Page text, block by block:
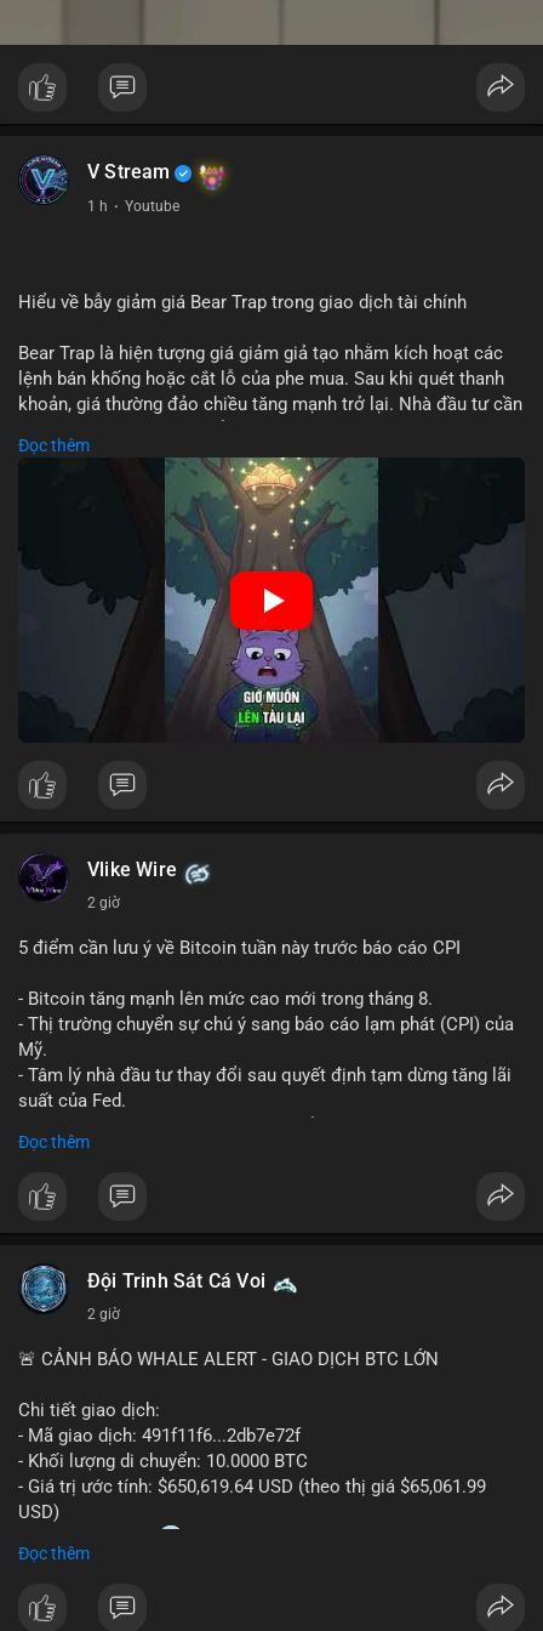
V Stream
1 h · Youtube
Hiểu về bẫy giảm giá Bear Trap trong giao dịch tài chính
Bear Trap là hiện tượng giá giảm giả tạo nhằm kích hoạt các
lệnh bán khống hoặc cắt lỗ của phe mua. Sau khi quét thanh
khoản, giá thường đảo chiều tăng mạnh trở lại. Nhà đầu tư cần
hóa điểm vào lệnh.
🎥 Xem video trực tiếp tại:
Nguồn: Cú Thông Thái
Đọc thêm
Vlike Wire
2 giờ
5 điểm cần lưu ý về Bitcoin tuần này trước báo cáo CPI
- Bitcoin tăng mạnh lên mức cao mới trong tháng 8.
- Thị trường chuyển sự chú ý sang báo cáo lạm phát (CPI) của
Mỹ.
- Tâm lý nhà đầu tư thay đổi sau quyết định tạm dừng tăng lãi
suất của Fed.
theo.
#bitcoin #btc #cryptonews
#vlikevn #titanbot
📰 Nguồn: Cointelegraph
Đọc thêm
Đội Trinh Sát Cá Voi
2 giờ
🚨 CẢNH BÁO WHALE ALERT - GIAO DỊCH BTC LỚN
Chi tiết giao dịch:
- Mã giao dịch: 491f11f6...2db7e72f
- Khối lượng di chuyển: 10.0000 BTC
- Giá trị ước tính: $650,619.64 USD (theo thị giá $65,061.99
USD)
- Thời gian: 11:20
Nhận định phân tích hành vi của Cá voi dựa trên giao dịch này:
Giao dịch 10 BTC trị giá hơn 650 nghìn USD được thực hiện
Đọc thêm